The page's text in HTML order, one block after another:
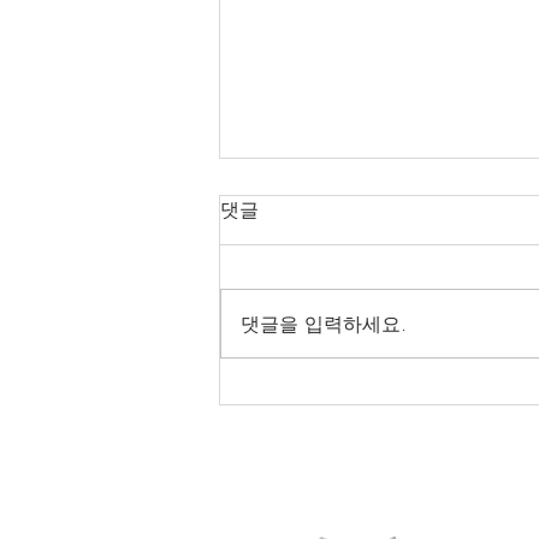
댓글
댓글을 입력하세요.